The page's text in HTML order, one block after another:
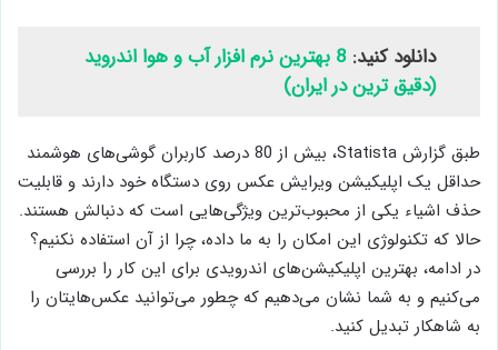
دانلود کنید:
8 بهترین نرم افزار آب و هوا اندروید
(دقیق ترین در ایران)
طبق گزارش Statista، بیش از 80 درصد کاربران گوشی‌های هوشمند
حداقل یک اپلیکیشن ویرایش عکس روی دستگاه خود دارند و قابلیت
حذف اشیاء یکی از محبوب‌ترین ویژگی‌هایی است که دنبالش هستند.
حالا که تکنولوژی این امکان را به ما داده، چرا از آن استفاده نکنیم؟
در ادامه، بهترین اپلیکیشن‌های اندرویدی برای این کار را بررسی
می‌کنیم و به شما نشان می‌دهیم که چطور می‌توانید عکس‌هایتان را
به شاهکار تبدیل کنید.